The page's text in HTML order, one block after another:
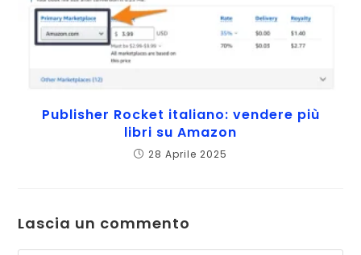
Publisher Rocket italiano: vendere più
libri su Amazon
28 Aprile 2025
Lascia un commento